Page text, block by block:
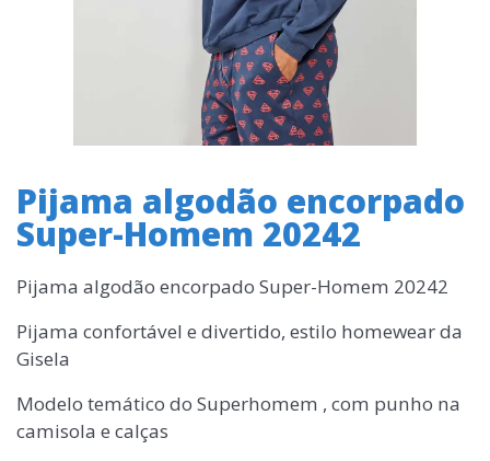
Pijama algodão encorpado
Super-Homem 20242
Pijama algodão encorpado Super-Homem 20242
Pijama confortável e divertido, estilo homewear da
Gisela
Modelo temático do Superhomem , com punho na
camisola e calças